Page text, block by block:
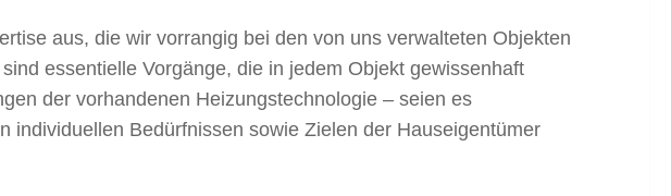
aus, die wir vorrangig bei den von uns verwalteten Objekten
essentielle Vorgänge, die in jedem Objekt gewissenhaft
der vorhandenen Heizungstechnologie – seien es
individuellen Bedürfnissen sowie Zielen der Hauseigentümer